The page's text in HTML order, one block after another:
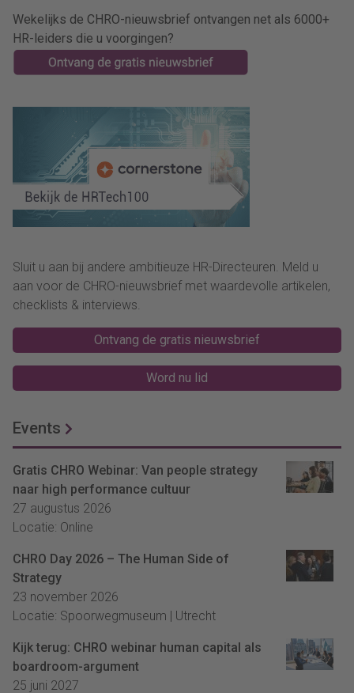
Wekelijks de CHRO-nieuwsbrief ontvangen net als 6000+
HR-leiders die u voorgingen?
Sluit u aan bij andere ambitieuze HR-Directeuren. Meld u
aan voor de CHRO-nieuwsbrief met waardevolle artikelen,
checklists & interviews.
Ontvang de gratis nieuwsbrief
Word nu lid
Events
Gratis CHRO Webinar: Van people strategy
naar high performance cultuur
27 augustus 2026
Locatie: Online
CHRO Day 2026 – The Human Side of
Strategy
23 november 2026
Locatie: Spoorwegmuseum | Utrecht
Kijk terug: CHRO webinar human capital als
boardroom-argument
25 juni 2027